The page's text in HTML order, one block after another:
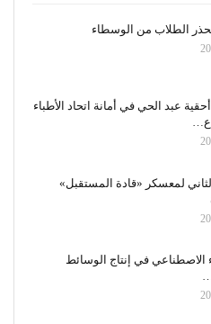
تحذر الطلاب من الوسطاء
عبد الحي في أمانة اتحاد الأطباء
لمعسكر «قادة المستقبل»
الاصطناعي في إنتاج الوسائط